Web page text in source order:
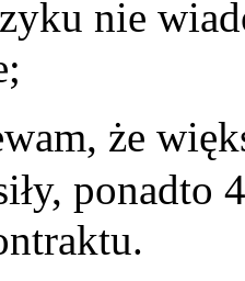
nie
że
ponadto 4